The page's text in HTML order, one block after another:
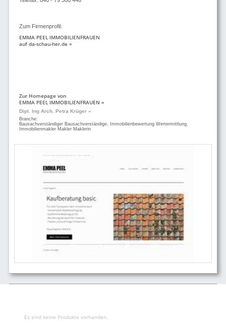
Zum Firmenprofil:
EMMA PEEL IMMOBILIENFRAUEN
auf da-schau-her.de »
Zur Homepage von
EMMA PEEL IMMOBILIENFRAUEN »
Dipl. Ing Arch. Petra Krüger »
Branche:
Bausachverständiger Bausachverständige, Immobilienbewertung Wertermittlung,
Immobilienmakler Makler Maklerin
Es sind keine Produkte vorhanden.